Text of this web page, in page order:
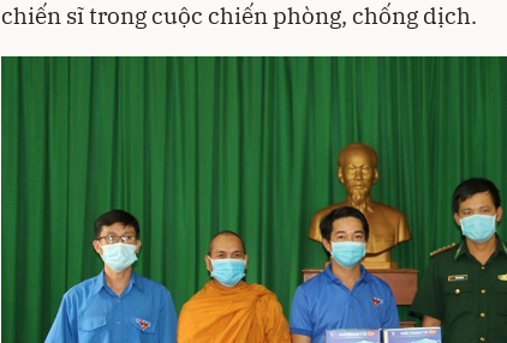
chiến sĩ trong cuộc chiến phòng, chống dịch.